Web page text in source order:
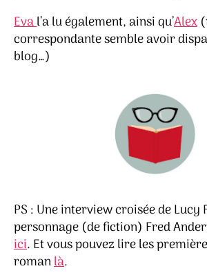
Eval’a lu également, ainsi qu’Alex
correspondante semble avoir
blog…)
PS : Une interview croisée de Lucy
personnage (de fiction) Fred
ici. Et vous pouvez lire les
romanlà.